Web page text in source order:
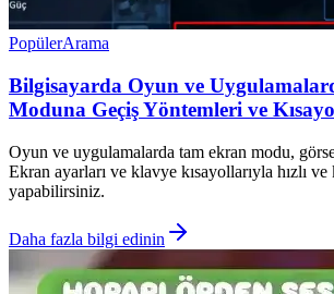
PopülerArama
Bilgisayarda Oyun ve
Moduna Geçiş Yöntemleri ve
Oyun ve uygulamalarda tam ekran modu,
Ekran ayarları ve klavye kısayollarıyla hızlı
yapabilirsiniz.
Daha fazla bilgi edinin